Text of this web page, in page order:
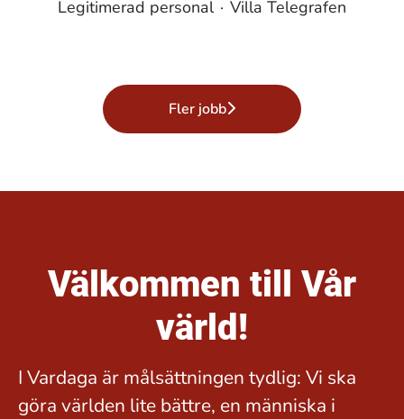
Legitimerad personal · Villa Telegrafen
Fler jobb
Välkommen till Vår
värld!
I Vardaga är målsättningen tydlig: Vi ska
göra världen lite bättre, en människa i